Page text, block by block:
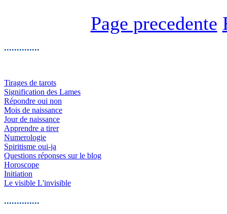
Page precedente
..............
Tirages de tarots
Signification des Lames
Répondre oui non
Mois de naissance
Jour de naissance
Apprendre a tirer
Numerologie
Spiritisme oui-ja
Questions réponses sur le blog
Horoscope
Initiation
Le visible L'invisible
..............